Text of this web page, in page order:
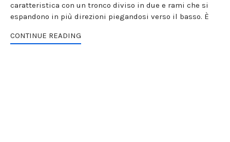
caratteristica con un tronco diviso in due e rami che si
espandono in più direzioni piegandosi verso il basso. È
CONTINUE READING